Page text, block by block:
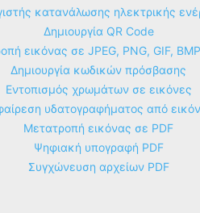
κατανάλωσης ηλεκτρικής
Δημιουργία QR Code
εικόνας σε JPEG, PNG, GIF,
Δημιουργία κωδικών πρόσβασης
Εντοπισμός χρωμάτων σε εικόνες
υδατογραφήματος από
Μετατροπή εικόνας σε PDF
Ψηφιακή υπογραφή PDF
Συγχώνευση αρχείων PDF